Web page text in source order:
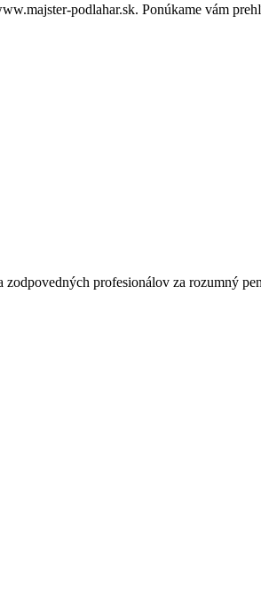
podlahar.sk. Ponúkame vám
zodpovedných profesionálov za rozumný